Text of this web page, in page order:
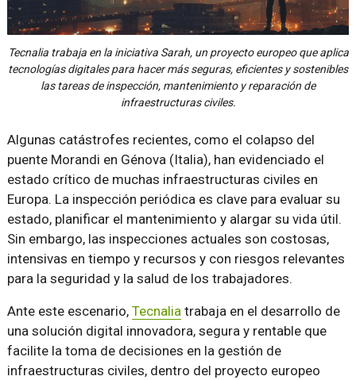
Tecnalia trabaja en la iniciativa Sarah, un proyecto europeo que aplica
tecnologías digitales para hacer más seguras, eficientes y sostenibles
las tareas de inspección, mantenimiento y reparación de
infraestructuras civiles.
Algunas catástrofes recientes, como el colapso del
puente Morandi en Génova (Italia), han evidenciado el
estado crítico de muchas infraestructuras civiles en
Europa. La inspección periódica es clave para evaluar su
estado, planificar el mantenimiento y alargar su vida útil.
Sin embargo, las inspecciones actuales son costosas,
intensivas en tiempo y recursos y con riesgos relevantes
para la seguridad y la salud de los trabajadores.
Ante este escenario, Tecnaliatrabaja en el desarrollo de
una solución digital innovadora, segura y rentable que
facilite la toma de decisiones en la gestión de
infraestructuras civiles, dentro del proyecto europeo